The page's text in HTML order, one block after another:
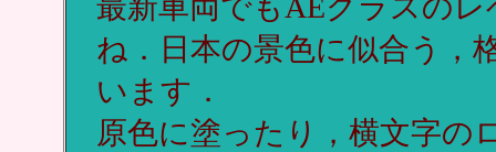
最新車両でもAEクラスの
ね．日本の景色に似合う，
います．
原色に塗ったり，横文字の